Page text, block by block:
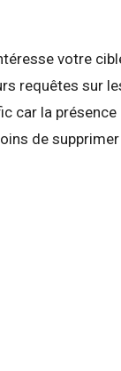
votre
requêtes sur
car la
de